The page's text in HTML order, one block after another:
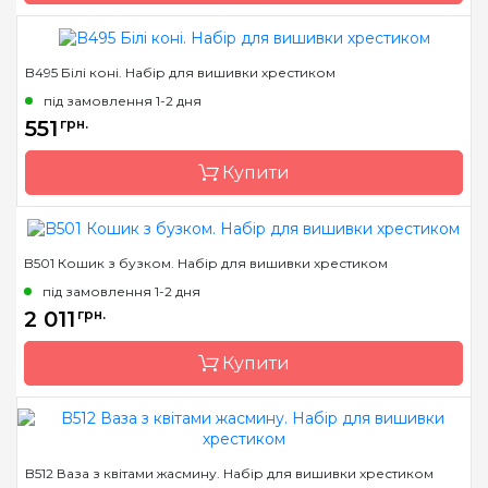
Зашивання
повна
Бренд
Країна виробник
Розмір
Aida 18 squared, муліне
Anchor
Зашивання
повна
B495 Білі коні. Набір для вишивки хрестиком
під замовлення 1-2 дня
551 грн.
Купити
Бренд
Країна виробник
Розмір
Anchor
Зашивання
часткова
B501 Кошик з бузком. Набір для вишивки хрестиком
під замовлення 1-2 дня
2 011 грн.
Купити
B512 Ваза з квітами жасмину. Набір для вишивки хрестиком